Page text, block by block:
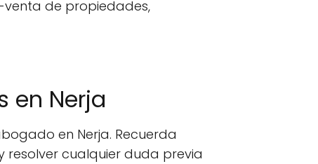
de propiedades,
en Nerja
en Nerja. Recuerda
resolver cualquier duda previa